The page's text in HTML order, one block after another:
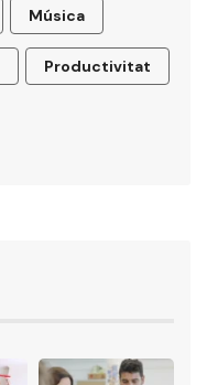
Música
Productivitat